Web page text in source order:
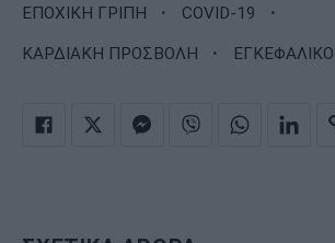
ΕΠΟΧΙΚΗ ΓΡΙΠΗ · COVID-19 ·
ΚΑΡΔΙΑΚΗ ΠΡΟΣΒΟΛΗ · ΕΓΚΕΦΑΛΙΚΟ